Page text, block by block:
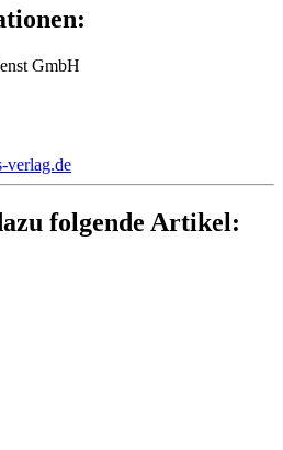
GmbH
verlag.de
folgende Artikel: